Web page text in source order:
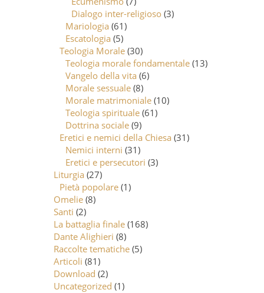
Dialogo inter-religioso (3)
Mariologia (61)
Escatologia (5)
Teologia Morale (30)
Teologia morale fondamentale (13)
Vangelo della vita (6)
Morale sessuale (8)
Morale matrimoniale (10)
Teologia spirituale (61)
Dottrina sociale (9)
Eretici e nemici della Chiesa (31)
Nemici interni (31)
Eretici e persecutori (3)
Liturgia (27)
Pietà popolare (1)
Omelie (8)
Santi (2)
La battaglia finale (168)
Dante Alighieri (8)
Raccolte tematiche (5)
Articoli (81)
Download (2)
Uncategorized (1)